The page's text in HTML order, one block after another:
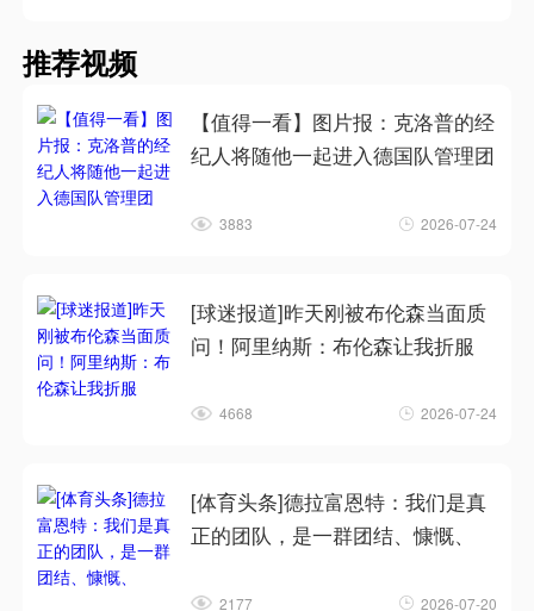
推荐视频
【值得一看】图片报：克洛普的经
纪人将随他一起进入德国队管理团
3883 2026-07-24
[球迷报道]昨天刚被布伦森当面质
问！阿里纳斯：布伦森让我折服
4668 2026-07-24
[体育头条]德拉富恩特：我们是真
正的团队，是一群团结、慷慨、
2177 2026-07-20